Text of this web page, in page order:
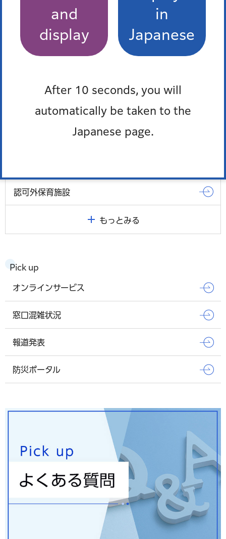
and
display
in
Japanese
After 10 seconds, you will
automatically be taken to the
Japanese page.
保育園
保育士の方・保育士を目指す方へ
保育施設運営事業者の方へ
認可外保育施設
もっとみる
Pick up
オンラインサービス
窓口混雑状況
報道発表
防災ポータル